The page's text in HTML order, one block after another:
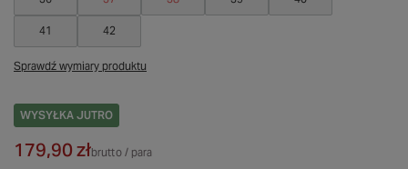
41 42
Sprawdź wymiary produktu
WYSYŁKA JUTRO
179,90 złbrutto/ para